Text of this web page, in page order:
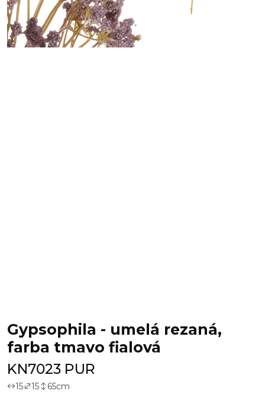
Gypsophila - umelá rezaná,
farba tmavo fialová
KN7023 PUR
15 15 65cm